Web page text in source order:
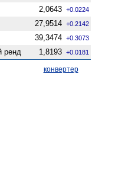
2,0643 +0.0224
27,9514 +0.2142
39,3474 +0.3073
ренд 1,8193 +0.0181
конвертер